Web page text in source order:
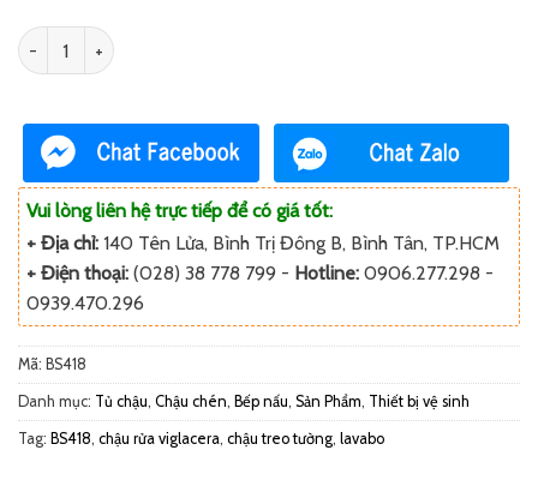
Số lượng
Vui lòng liên hệ trực tiếp để có giá tốt:
+ Địa chỉ: 140 Tên Lửa, Bình Trị Đông B, Bình Tân, TP.HCM
+ Điện thoại: (028) 38 778 799 - Hotline: 0906.277.298 -
0939.470.296
Mã: BS418
Danh mục: Tủ chậu, Chậu chén, Bếp nấu, Sản Phẩm, Thiết bị vệ sinh
Tag: BS418, chậu rửa viglacera, chậu treo tường, lavabo